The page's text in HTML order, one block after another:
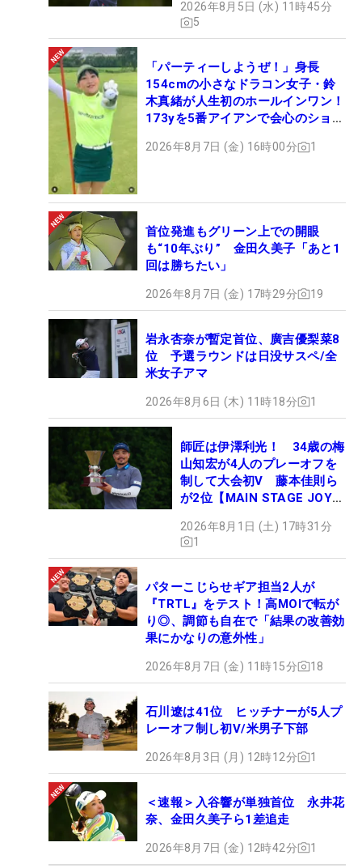
2026年8月5日 (水) 11時45分
5
「パーティーしようぜ！」身長
154cmの小さなドラコン女子・鈴
木真緒が人生初のホールインワン！
173yを5番アイアンで会心のショッ
2026年8月7日 (金) 16時00分 1
首位発進もグリーン上での開眼
も“10年ぶり” 金田久美子「あと1
回は勝ちたい」
2026年8月7日 (金) 17時29分 19
岩永杏奈が暫定首位、廣吉優梨菜8
位 予選ラウンドは日没サスペ/全
米女子アマ
2026年8月6日 (木) 11時18分 1
師匠は伊澤利光！ 34歳の梅
山知宏が4人のプレーオフを
制して大会初V 藤本佳則ら
が2位【MAIN STAGE JOYX
2026年8月1日 (土) 17時31分
1
パターこじらせギア担当2人が
『TRTL』をテスト！高MOIで転が
り◎、調節も自在で「結果の改善効
果にかなりの意外性」
2026年8月7日 (金) 11時15分 18
石川遼は41位 ヒッチナーが5人プ
レーオフ制し初V/米男子下部
2026年8月3日 (月) 12時12分 1
＜速報＞入谷響が単独首位 永井花
奈、金田久美子ら1差追走
2026年8月7日 (金) 12時42分 1